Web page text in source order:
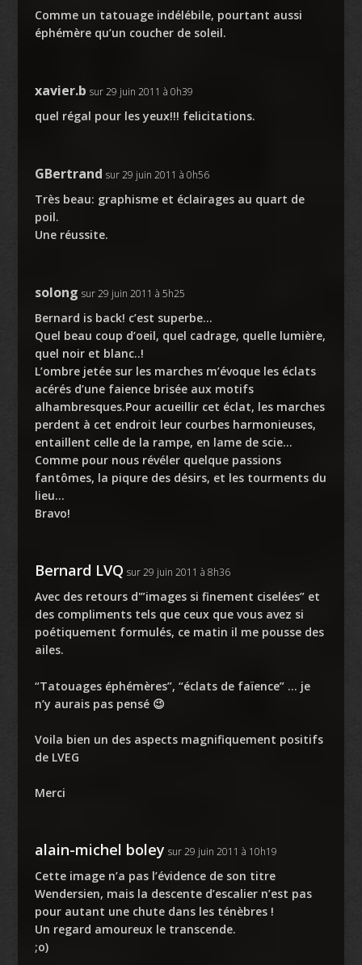
Comme un tatouage indélébile, pourtant aussi
éphémère qu’un coucher de soleil.
xavier.b sur 29 juin 2011 à 0h39
quel régal pour les yeux!!! felicitations.
GBertrand sur 29 juin 2011 à 0h56
Très beau: graphisme et éclairages au quart de
poil.
Une réussite.
solong sur 29 juin 2011 à 5h25
Bernard is back! c’est superbe…
Quel beau coup d’oeil, quel cadrage, quelle lumière,
quel noir et blanc..!
L’ombre jetée sur les marches m’évoque les éclats
acérés d’une faience brisée aux motifs
alhambresques.Pour acueillir cet éclat, les marches
perdent à cet endroit leur courbes harmonieuses,
entaillent celle de la rampe, en lame de scie…
Comme pour nous révéler quelque passions
fantômes, la piqure des désirs, et les tourments du
lieu…
Bravo!
Bernard LVQ sur 29 juin 2011 à 8h36
Avec des retours d'”images si finement ciselées” et
des compliments tels que ceux que vous avez si
poétiquement formulés, ce matin il me pousse des
ailes.
“Tatouages éphémères”, “éclats de faïence” … je
n’y aurais pas pensé 😉
Voila bien un des aspects magnifiquement positifs
de LVEG
Merci
alain-michel boley sur 29 juin 2011 à 10h19
Cette image n’a pas l’évidence de son titre
Wendersien, mais la descente d’escalier n’est pas
pour autant une chute dans les ténèbres !
Un regard amoureux le transcende.
;o)